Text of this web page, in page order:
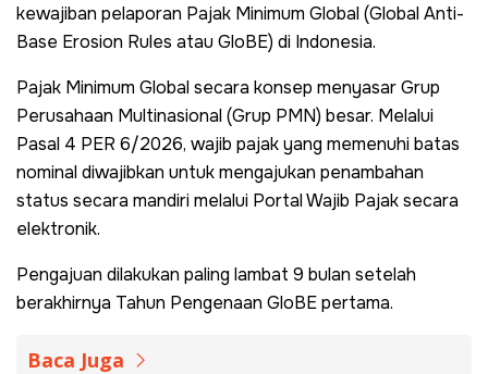
kewajiban pelaporan Pajak Minimum Global (Global Anti-
Base Erosion Rules atau GloBE) di Indonesia.
Pajak Minimum Global secara konsep menyasar Grup
Perusahaan Multinasional (Grup PMN) besar. Melalui
Pasal 4 PER 6/2026, wajib pajak yang memenuhi batas
nominal diwajibkan untuk mengajukan penambahan
status secara mandiri melalui Portal Wajib Pajak secara
elektronik.
Pengajuan dilakukan paling lambat 9 bulan setelah
berakhirnya Tahun Pengenaan GloBE pertama.
Baca Juga